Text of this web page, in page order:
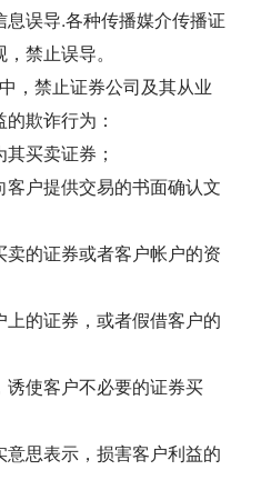
误导.各种传播媒介传播证
禁止误导。
，禁止证券公司及其从业
欺诈行为：
买卖证券；
户提供交易的书面确认文
的证券或者客户帐户的资
的证券，或者假借客户的
使客户不必要的证券买
思表示，损害客户利益的